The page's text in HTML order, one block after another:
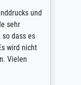
und
sehr
dass es
wird nicht
Vielen